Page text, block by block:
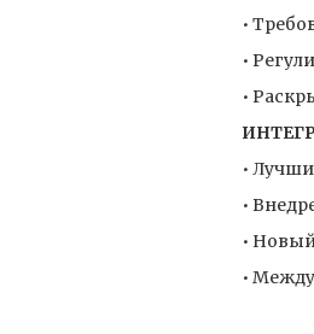
•
•
•
•
•
•
•